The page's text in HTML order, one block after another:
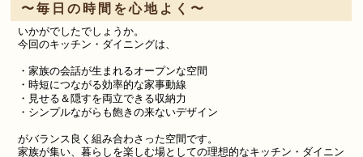
〜毎日の時間を心地よく〜
いかがでしたでしょうか。
今回のキッチン・ダイニングは、
・ 家族の会話が生まれるオープンな空間
・ 時短につながる効率的な家事動線
・ 見せる＆隠すを両立できる収納力
・シンプルながらも飽きの来ないデザイン
がバランス良く組み合わさった空間です。
家族が集い、暮らしを楽しむ場としての理想的なキッチン・ダイニン